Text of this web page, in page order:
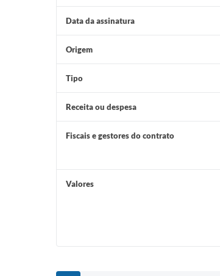
Data da assinatura
Origem
Tipo
Receita ou despesa
Fiscais e gestores do contrato
Valores